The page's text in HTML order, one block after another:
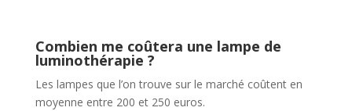
Combien me coûtera une lampe de
luminothérapie ?
Les lampes que l’on trouve sur le marché coûtent en
moyenne entre 200 et 250 euros.